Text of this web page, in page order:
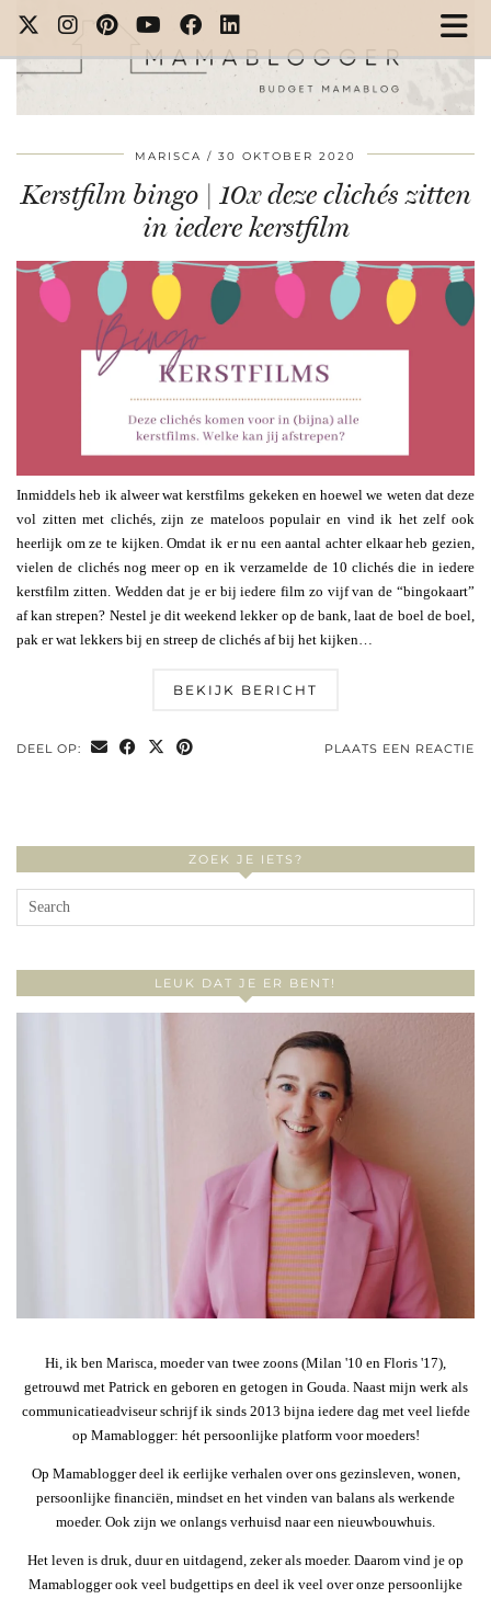
MARISCA 30 OKTOBER 2020
Kerstfilm bingo | 10x deze clichés zitten
in iedere kerstfilm
Inmiddels heb ik alweer wat kerstfilms gekeken en hoewel we weten dat deze
vol zitten met clichés, zijn ze mateloos populair en vind ik het zelf ook
heerlijk om ze te kijken. Omdat ik er nu een aantal achter elkaar heb gezien,
vielen de clichés nog meer op en ik verzamelde de 10 clichés die in iedere
kerstfilm zitten. Wedden dat je er bij iedere film zo vijf van de “bingokaart”
af kan strepen? Nestel je dit weekend lekker op de bank, laat de boel de boel,
pak er wat lekkers bij en streep de clichés af bij het kijken…
BEKIJK BERICHT
DEEL OP: PLAATS EEN REACTIE
ZOEK JE IETS?
LEUK DAT JE ER BENT!
Hi, ik ben Marisca, moeder van twee zoons (Milan '10 en Floris '17),
getrouwd met Patrick en geboren en getogen in Gouda. Naast mijn werk als
communicatieadviseur schrijf ik sinds 2013 bijna iedere dag met veel liefde
op Mamablogger: hét persoonlijke platform voor moeders!
Op Mamablogger deel ik eerlijke verhalen over ons gezinsleven, wonen,
persoonlijke financiën, mindset en het vinden van balans als werkende
moeder. Ook zijn we onlangs verhuisd naar een nieuwbouwhuis.
Het leven is druk, duur en uitdagend, zeker als moeder. Daarom vind je op
Mamablogger ook veel budgettips en deel ik veel over onze persoonlijke